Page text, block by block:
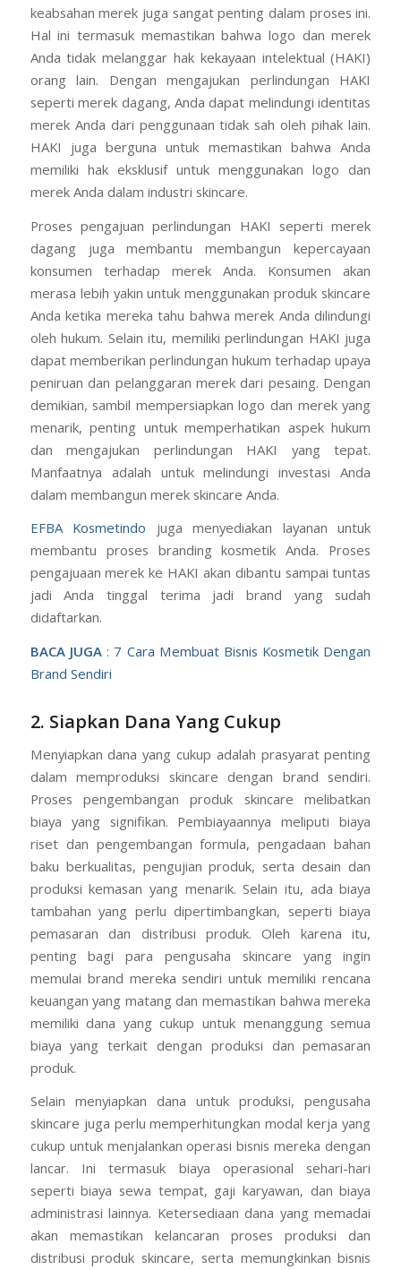
keabsahan merek juga sangat penting dalam proses ini.
Hal ini termasuk memastikan bahwa logo dan merek
Anda tidak melanggar hak kekayaan intelektual (HAKI)
orang lain. Dengan mengajukan perlindungan HAKI
seperti merek dagang, Anda dapat melindungi identitas
merek Anda dari penggunaan tidak sah oleh pihak lain.
HAKI juga berguna untuk memastikan bahwa Anda
memiliki hak eksklusif untuk menggunakan logo dan
merek Anda dalam industri skincare.
Proses pengajuan perlindungan HAKI seperti merek
dagang juga membantu membangun kepercayaan
konsumen terhadap merek Anda. Konsumen akan
merasa lebih yakin untuk menggunakan produk skincare
Anda ketika mereka tahu bahwa merek Anda dilindungi
oleh hukum. Selain itu, memiliki perlindungan HAKI juga
dapat memberikan perlindungan hukum terhadap upaya
peniruan dan pelanggaran merek dari pesaing. Dengan
demikian, sambil mempersiapkan logo dan merek yang
menarik, penting untuk memperhatikan aspek hukum
dan mengajukan perlindungan HAKI yang tepat.
Manfaatnya adalah untuk melindungi investasi Anda
dalam membangun merek skincare Anda.
EFBA Kosmetindo juga menyediakan layanan untuk
membantu proses branding kosmetik Anda. Proses
pengajuaan merek ke HAKI akan dibantu sampai tuntas
jadi Anda tinggal terima jadi brand yang sudah
didaftarkan.
BACA JUGA: 7 Cara Membuat Bisnis Kosmetik Dengan
Brand Sendiri
2. Siapkan Dana Yang Cukup
Menyiapkan dana yang cukup adalah prasyarat penting
dalam memproduksi skincare dengan brand sendiri.
Proses pengembangan produk skincare melibatkan
biaya yang signifikan. Pembiayaannya meliputi biaya
riset dan pengembangan formula, pengadaan bahan
baku berkualitas, pengujian produk, serta desain dan
produksi kemasan yang menarik. Selain itu, ada biaya
tambahan yang perlu dipertimbangkan, seperti biaya
pemasaran dan distribusi produk. Oleh karena itu,
penting bagi para pengusaha skincare yang ingin
memulai brand mereka sendiri untuk memiliki rencana
keuangan yang matang dan memastikan bahwa mereka
memiliki dana yang cukup untuk menanggung semua
biaya yang terkait dengan produksi dan pemasaran
produk.
Selain menyiapkan dana untuk produksi, pengusaha
skincare juga perlu memperhitungkan modal kerja yang
cukup untuk menjalankan operasi bisnis mereka dengan
lancar. Ini termasuk biaya operasional sehari-hari
seperti biaya sewa tempat, gaji karyawan, dan biaya
administrasi lainnya. Ketersediaan dana yang memadai
akan memastikan kelancaran proses produksi dan
distribusi produk skincare, serta memungkinkan bisnis